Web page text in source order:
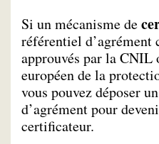
Si un mécanisme de
référentiel d’agrément
approuvés par la CNIL
européen de la
vous pouvez déposer
d’agrément pour
certificateur.